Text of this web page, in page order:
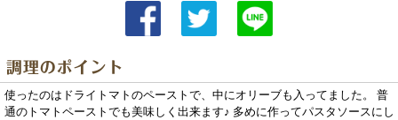
使ったのはドライトマトのペーストで、中にオリーブも入ってました。 普
通のトマトペーストでも美味しく出来ます♪ 多めに作ってパスタソースにし